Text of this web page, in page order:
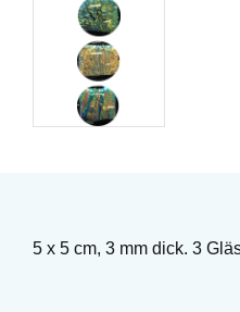
5 x 5 cm, 3 mm dick. 3